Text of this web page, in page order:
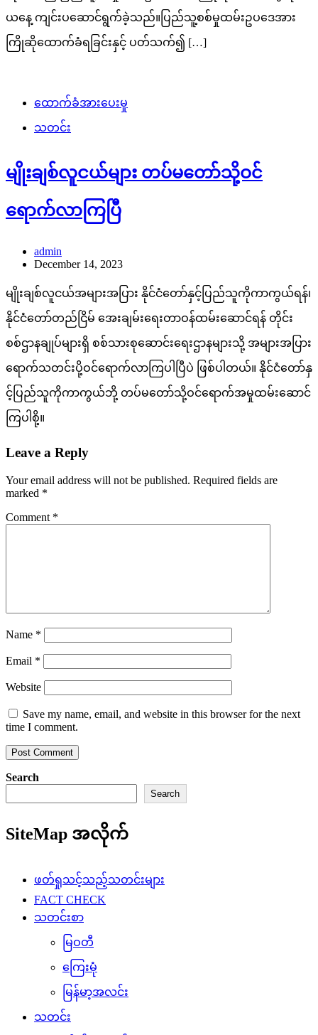
ယနေ့ ကျင်းပဆောင်ရွက်ခဲ့သည်။ပြည်သူ့စစ်မှုထမ်းဥပဒေအား
ကြိုဆိုထောက်ခံရခြင်းနှင့် ပတ်သက်၍ […]
ထောက်ခံအားပေးမှု
သတင်း
မျိုးချစ်လူငယ်များ တပ်မတော်သို့ဝင်
ရောက်လာကြပြီ
admin
December 14, 2023
မျိုးချစ်လူငယ်အများအပြား နိုင်ငံတော်နှင့်ပြည်သူကိုကာကွယ်ရန်၊
နိုင်ငံတော်တည်ငြိမ် အေးချမ်းရေးတာဝန်ထမ်းဆောင်ရန် တိုင်း
စစ်ဌာနချုပ်များရှိ စစ်သားစုဆောင်းရေးဌာနများသို့ အများအပြား
ရောက်သတင်းပို့ဝင်ရောက်လာကြပါပြီပဲ ဖြစ်ပါတယ်။ နိုင်ငံတော်နှ
င့်ပြည်သူကိုကာကွယ်ဘို့ တပ်မတော်သို့ဝင်ရောက်အမှုထမ်းဆောင်
ကြပါစို့။
Leave a Reply
Your email address will not be published. Required fields are
marked *
Comment *
Name *
Email *
Website
Save my name, email, and website in this browser for the next
time I comment.
Search
Search
SiteMap အလိုက်
ဖတ်ရှုသင့်သည့်သတင်းများ
FACT CHECK
သတင်းစာ
မြဝတီ
ကြေးမုံ
မြန်မာ့အလင်း
သတင်း